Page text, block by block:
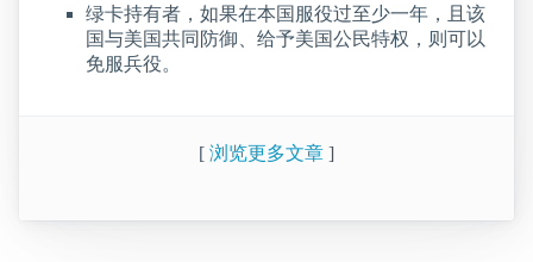
绿卡持有者，如果在本国服役过至少一年，且该
国与美国共同防御、给予美国公民特权，则可以
免服兵役。
[ 浏览更多文章 ]